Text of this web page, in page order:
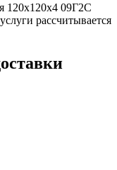
120х120х4 09Г2С
рассчитывается